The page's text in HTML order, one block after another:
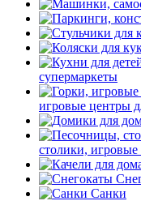
супермаркеты
игровые центры
столики,
Санки